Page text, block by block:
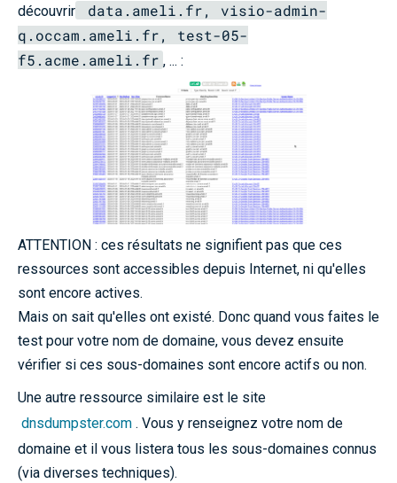
découvrir
data.ameli.fr, visio-admin-
q.occam.ameli.fr, test-05-
f5.acme.ameli.fr , ... :
ATTENTION : ces résultats ne signifient pas que ces
ressources sont accessibles depuis Internet, ni qu'elles
sont encore actives.
Mais on sait qu'elles ont existé. Donc quand vous faites le
test pour votre nom de domaine, vous devez ensuite
vérifier si ces sous-domaines sont encore actifs ou non.
Une autre ressource similaire est le site
dnsdumpster.com . Vous y renseignez votre nom de
domaine et il vous listera tous les sous-domaines connus
(via diverses techniques).